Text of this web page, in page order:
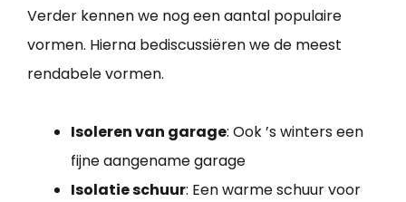
Verder kennen we nog een aantal populaire
vormen. Hierna bediscussiëren we de meest
rendabele vormen.
Isoleren van garage: Ook ’s winters een
fijne aangename garage
Isolatie schuur: Een warme schuur voor